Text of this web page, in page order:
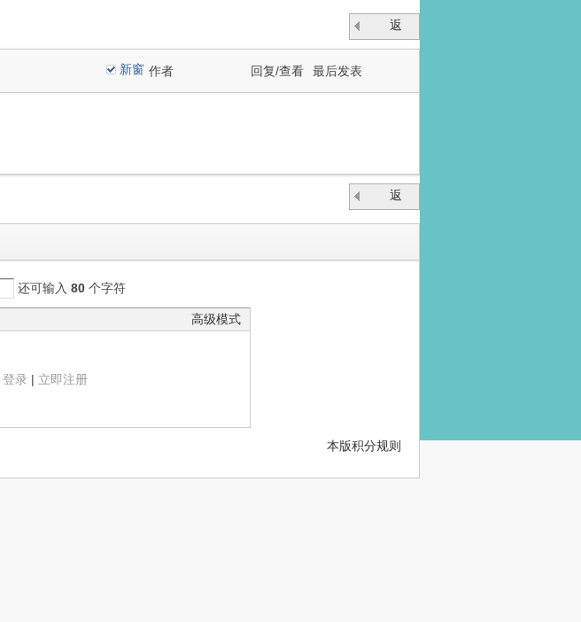
返
回
新窗 作者 回复/查看 最后发表
返
还可输入 80 个字符
高级模式
登录 | 立即注册
本版积分规则